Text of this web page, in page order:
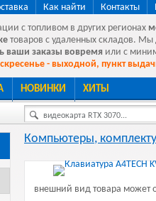
Как найти Контакты
с топливом в других регионах
товаров с удаленных складов.
ваши заказы вовремя или с
- выходной, пункт
НОВИНКИ ХИТЫ
видеокарта RTX 3070...
Компьютеры,
внешний вид товара может